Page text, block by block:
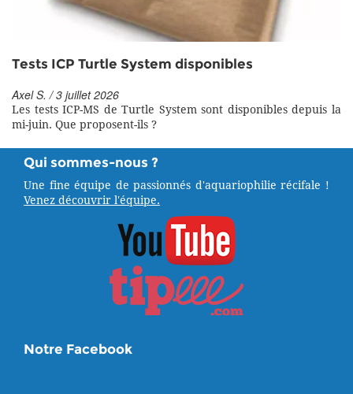
Tests ICP Turtle System disponibles
Axel S. / 3 juillet 2026
Les tests ICP-MS de Turtle System sont disponibles depuis la
mi-juin. Que proposent-ils ?
Qui sommes-nous ?
Une fine équipe de passionnés d'aquariophilie récifale !
Venez découvrir l'équipe.
Notre Facebook